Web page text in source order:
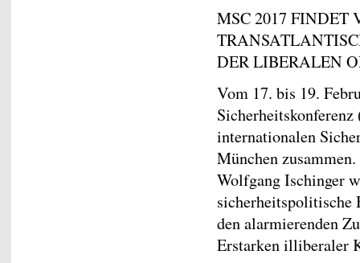
MSC 2017 FINDET
DER LIBERALEN
Vom 17. bis 19.
internationalen
München
Wolfgang Ischinger
sicherheitspolitische
den alarmierenden
Erstarken illiberaler